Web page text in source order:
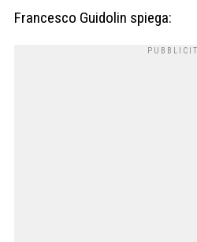
Francesco Guidolin spiega: